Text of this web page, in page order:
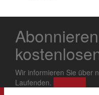
Wir informieren Sie über
Laufenden.